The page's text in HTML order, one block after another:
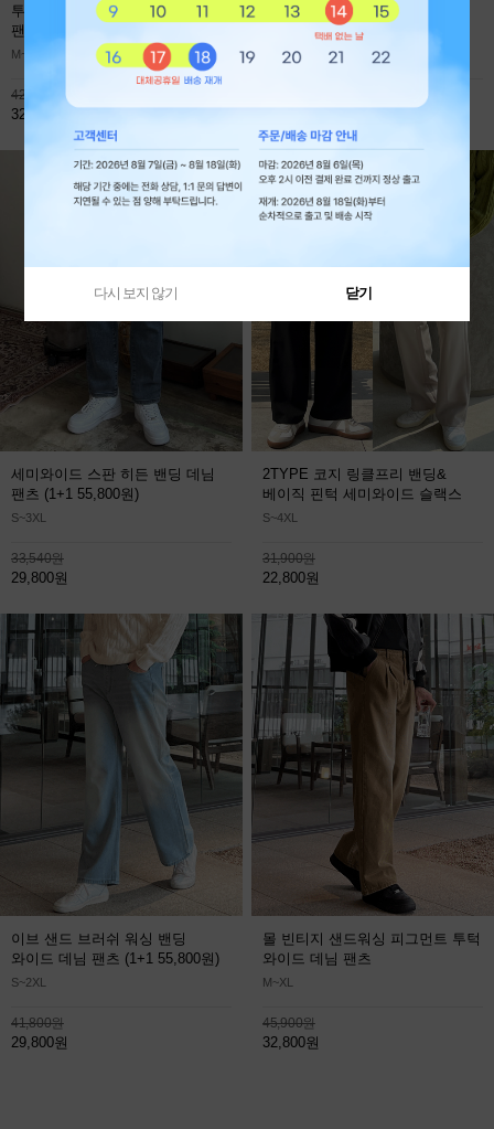
투턱 사계절 프리미엄 와이드 데님
팬츠
M~XL
42,800원
32,800원
에어로 쿨에버 절개 오버핏 긴팔
M~XL
세미와이드 스판 히든 밴딩 데님
팬츠 (1+1 55,800원)
S~3XL
33,540원
29,800원
2TYPE 코지 링클프리 밴딩&
베이직 핀턱 세미와이드 슬랙스
S~4XL
31,900원
22,800원
이브 샌드 브러쉬 워싱 밴딩
와이드 데님 팬츠 (1+1 55,800원)
S~2XL
41,800원
29,800원
몰 빈티지 샌드워싱 피그먼트 투턱
와이드 데님 팬츠
M~XL
45,900원
32,800원
다시 보지 않기 닫기